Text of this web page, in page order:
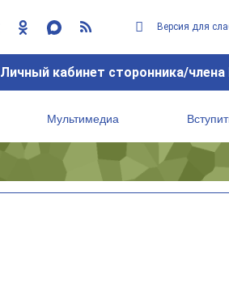
Версия для
Личный кабинет сторонника/члена
Мультимедиа